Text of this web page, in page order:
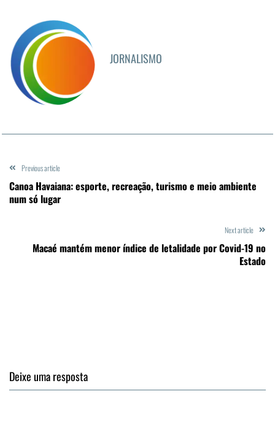
JORNALISMO
Previous article
Canoa Havaiana: esporte, recreação, turismo e meio ambiente
num só lugar
Next article
Macaé mantém menor índice de letalidade por Covid-19 no
Estado
Deixe uma resposta